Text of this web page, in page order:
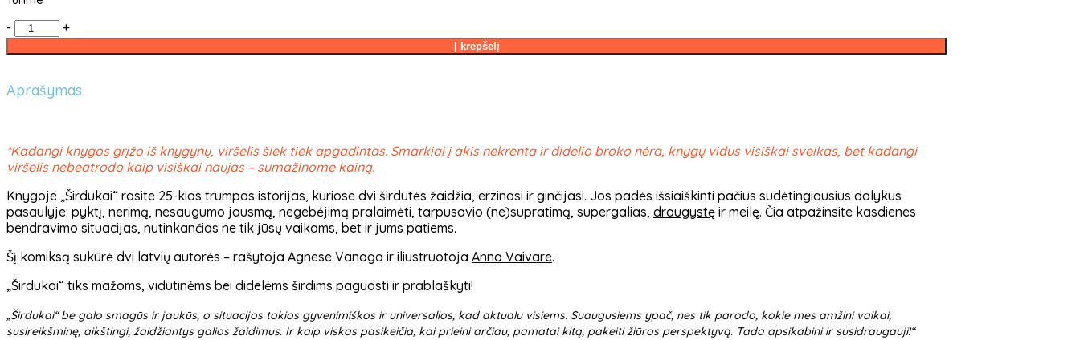
- +
Į krepšelį
Aprašymas
*Kadangi knygos grįžo iš knygynų, viršelis šiek tiek apgadintas. Smarkiai į akis nekrenta ir didelio broko nėra, knygų vidus visiškai sveikas, bet kadangi
viršelis nebeatrodo kaip visiškai naujas – sumažinome kainą.
Knygoje „Širdukai“ rasite 25-kias trumpas istorijas, kuriose dvi širdutės žaidžia, erzinasi ir ginčijasi. Jos padės išsiaiškinti pačius sudėtingiausius dalykus
pasaulyje: pyktį, nerimą, nesaugumo jausmą, negebėjimą pralaimėti, tarpusavio (ne)supratimą, supergalias, draugystę ir meilę. Čia atpažinsite kasdienes
bendravimo situacijas, nutinkančias ne tik jūsų vaikams, bet ir jums patiems.
Šį komiksą sukūrė dvi latvių autorės – rašytoja Agnese Vanaga ir iliustruotoja Anna Vaivare.
„Širdukai“ tiks mažoms, vidutinėms bei didelėms širdims paguosti ir prablaškyti!
„Širdukai“ be galo smagūs ir jaukūs, o situacijos tokios gyvenimiškos ir universalios, kad aktualu visiems. Suaugusiems ypač, nes tik parodo, kokie mes amžini vaikai,
susireikšminę, aikštingi, žaidžiantys galios žaidimus. Ir kaip viskas pasikeičia, kai prieini arčiau, pamatai kitą, pakeiti žiūros perspektyvą. Tada apsikabini ir susidraugauji!“